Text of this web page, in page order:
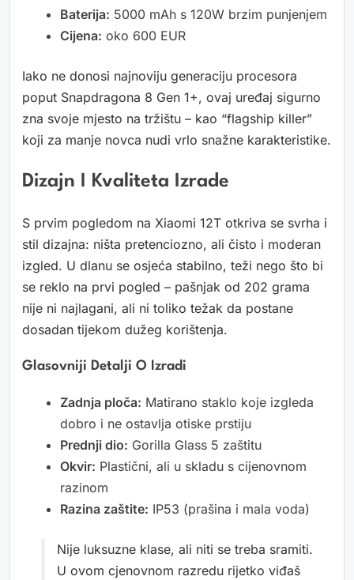
Baterija: 5000 mAh s 120W brzim punjenjem
Cijena: oko 600 EUR
Iako ne donosi najnoviju generaciju procesora
poput Snapdragona 8 Gen 1+, ovaj uređaj sigurno
zna svoje mjesto na tržištu – kao “flagship killer”
koji za manje novca nudi vrlo snažne karakteristike.
Dizajn I Kvaliteta Izrade
S prvim pogledom na Xiaomi 12T otkriva se svrha i
stil dizajna: ništa pretenciozno, ali čisto i moderan
izgled. U dlanu se osjeća stabilno, teži nego što bi
se reklo na prvi pogled – pašnjak od 202 grama
nije ni najlagani, ali ni toliko težak da postane
dosadan tijekom dužeg korištenja.
Glasovniji Detalji O Izradi
Zadnja ploča: Matirano staklo koje izgleda
dobro i ne ostavlja otiske prstiju
Prednji dio: Gorilla Glass 5 zaštitu
Okvir: Plastični, ali u skladu s cijenovnom
razinom
Razina zaštite: IP53 (prašina i mala voda)
Nije luksuzne klase, ali niti se treba sramiti.
U ovom cjenovnom razredu rijetko viđaš